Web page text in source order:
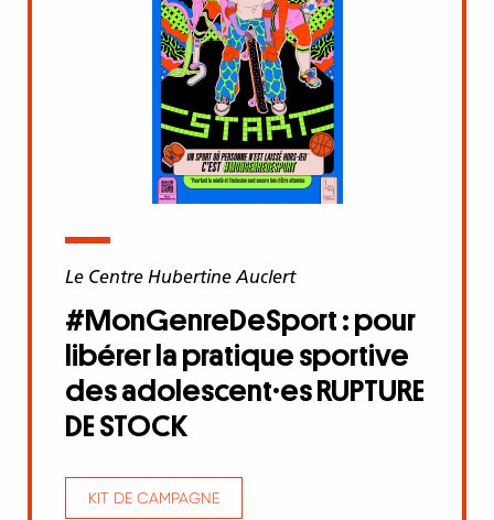
Le Centre Hubertine Auclert
#MonGenreDeSport : pour
libérer la pratique sportive
des adolescent·es RUPTURE
DE STOCK
KIT DE CAMPAGNE